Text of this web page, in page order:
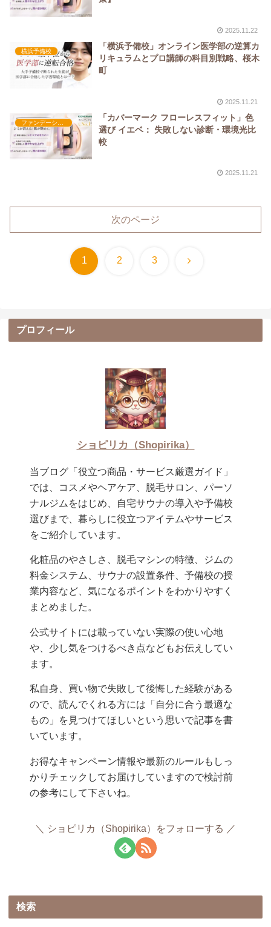
2025.11.22
横浜予備校
「横浜予備校」オンライン医学部の逆算カ
リキュラムとプロ講師の科目別戦略、桜木
町
2025.11.21
「カバーマーク フローレスフィット」色
選び イエベ： 失敗しない診断・環境光比
較
2025.11.21
次のページ
1 2 3 次
プロフィール
ショピリカ（Shopirika）
当ブログ「役立つ商品・サービス厳選ガイド」
では、コスメやヘアケア、脱毛サロン、パーソ
ナルジムをはじめ、自宅サウナの導入や予備校
選びまで、暮らしに役立つアイテムやサービス
をご紹介しています。
化粧品のやさしさ、脱毛マシンの特徴、ジムの
料金システム、サウナの設置条件、予備校の授
業内容など、気になるポイントをわかりやすく
まとめました。
公式サイトには載っていない実際の使い心地
や、少し気をつけるべき点などもお伝えしてい
ます。
私自身、買い物で失敗して後悔した経験がある
ので、読んでくれる方には「自分に合う最適な
もの」を見つけてほしいという思いで記事を書
いています。
お得なキャンペーン情報や最新のルールもしっ
かりチェックしてお届けしていますので検討前
の参考にして下さいね。
ショピリカ（Shopirika）をフォローする
検索